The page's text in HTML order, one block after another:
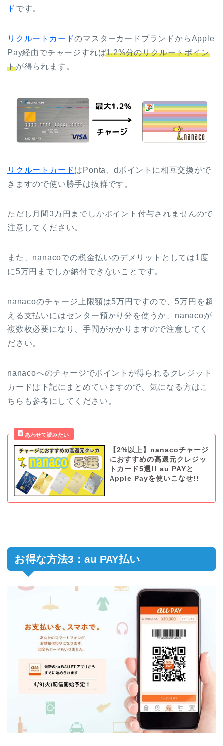
ド です。
リクルートカードのマスターカードブランドからApple
Pay経由でチャージすれば1.2%分のリクルートポイン
トが得られます。
リクルートカードはPonta、dポイントに相互交換がで
きますので使い勝手は抜群です。
ただし月間3万円までしかポイント付与されませんので
注意してください。
また、nanacoでの税金払いのデメリットとしては1度
に5万円までしか納付できないことです。
nanacoのチャージ上限額は5万円ですので、5万円を超
える支払いにはセンター預かり分を使うか、nanacoが
複数枚必要になり、手間がかかりますので注意してく
ださい。
nanacoへのチャージでポイントが得られるクレジット
カードは下記にまとめていますので、気になる方はこ
ちらも参考にしてください。
【2%以上】nanacoチャージ
におすすめの高還元クレジッ
トカード5選!! au PAYと
Apple Payを使いこなせ!!
お得な方法3：au PAY払い